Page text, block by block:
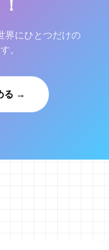
界にひとつだけの
。
る →